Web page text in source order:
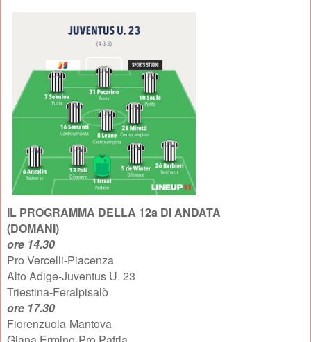
IL PROGRAMMA DELLA 12a DI ANDATA
(DOMANI)
ore 14.30
Pro Vercelli-Piacenza
Alto Adige-Juventus U. 23
Triestina-Feralpisalò
ore 17.30
Fiorenzuola-Mantova